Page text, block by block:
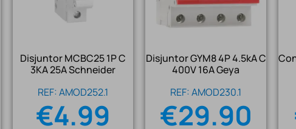
Disjuntor MCBC25 1P C
3KA 25A Schneider
REF: AMOD252.1
€4.99
Disjuntor GYM8 4P 4.5kA C
400V 16A Geya
REF: AMOD230.1
€29.90